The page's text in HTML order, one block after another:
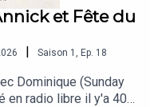
et Fête du
| Saison 1 Ep. 18
Dominique (Sunday
en radio libre il y'a 40